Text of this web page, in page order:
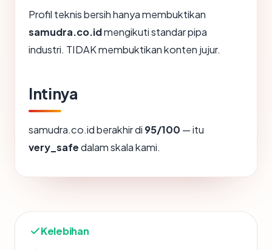
Profil teknis bersih hanya membuktikan
samudra.co.idmengikuti standar pipa
industri. TIDAK membuktikan konten jujur.
Intinya
samudra.co.id berakhir di 95/100 — itu
very_safedalam skala kami.
Kelebihan